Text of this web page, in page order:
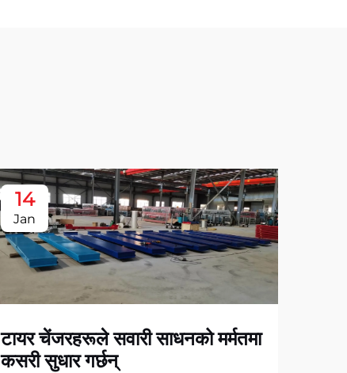
14
Jan
टायर चेंजरहरूले सवारी साधनको मर्मतमा
कसरी सुधार गर्छन्